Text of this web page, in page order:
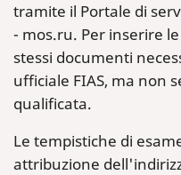
tramite il Portale di
- mos.ru. Per inserire
stessi documenti
ufficiale FIAS, ma non
qualificata.
Le tempistiche di
attribuzione